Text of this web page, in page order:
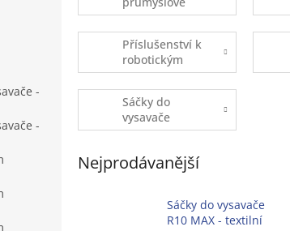
-
-
vysavače -
kusový prodej
Příslušenství k
robotickým
vysavačům
Xiaomi
Sáčky do
vysavače
ekonomické
Nejprodávanější
Sáčky do vysavače
R10 MAX - textilní